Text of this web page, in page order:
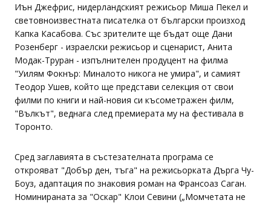
Иън Джефрис, нидерландският режисьор Миша Пекел и
световноизвестната писателка от български произход
Капка Касабова. Със зрителите ще бъдат още Дани
Розенберг - израелски режисьор и сценарист, Анита
Модак-Труран - изпълнителен продуцент на филма
"Уилям Фокнър: Миналото никога не умира", и самият
Теодор Ушев, който ще представи селекция от свои
филми по книги и най-новия си късометражен филм,
"Вълкът", веднага след премиерата му на фестивала в
Торонто.
Сред заглавията в състезателната програма се
открояват "Добър ден, тъга" на режисьорката Дърга Чу-
Боуз, адаптация по знаковия роман на Франсоаз Саган.
Номинираната за "Оскар" Клои Севини („Момчетата не